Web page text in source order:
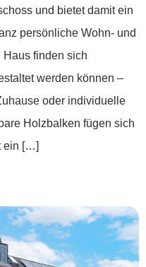
und bietet damit ein
persönliche Wohn- und
Haus finden sich
werden können –
oder individuelle
Holzbalken fügen sich
ein […]